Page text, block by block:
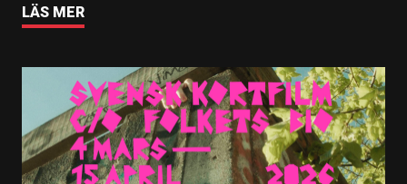
LÄS MER